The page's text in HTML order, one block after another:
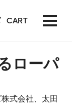
CART
ローパ
式会社、太田